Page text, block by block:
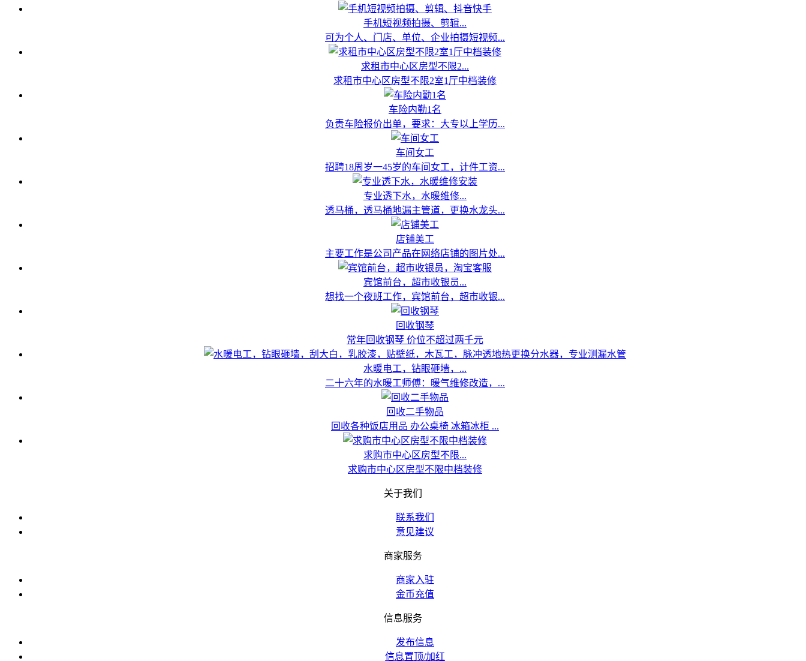
手机短视频拍摄、剪辑...
可为个人、门店、单位、企业拍摄短视频...
求租市中心区房型不限2...
求租市中心区房型不限2室1厅中档装修
车险内勤1名
负责车险报价出单，要求：大专以上学历...
车间女工
招聘18周岁一45岁的车间女工，计件工资...
专业透下水，水暖维修...
透马桶，透马桶地漏主管道，更换水龙头...
店铺美工
主要工作是公司产品在网络店铺的图片处...
宾馆前台，超市收银员...
想找一个夜班工作，宾馆前台，超市收银...
回收钢琴
常年回收钢琴 价位不超过两千元
水暖电工，钻眼砸墙，...
二十六年的水暖工师傅：暖气维修改造，...
回收二手物品
回收各种饭店用品 办公桌椅 冰箱冰柜 ...
求购市中心区房型不限...
求购市中心区房型不限中档装修
关于我们
联系我们
意见建议
商家服务
商家入驻
金币充值
信息服务
发布信息
信息置顶/加红